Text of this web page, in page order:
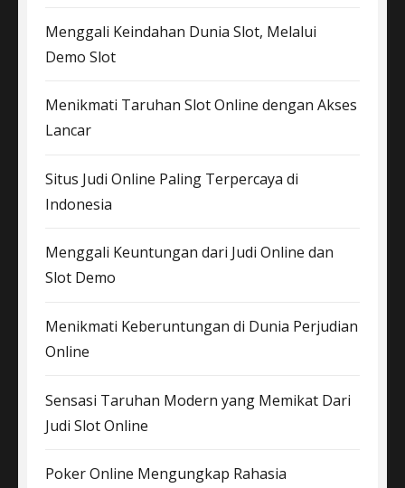
Menggali Keindahan Dunia Slot, Melalui
Demo Slot
Menikmati Taruhan Slot Online dengan Akses
Lancar
Situs Judi Online Paling Terpercaya di
Indonesia
Menggali Keuntungan dari Judi Online dan
Slot Demo
Menikmati Keberuntungan di Dunia Perjudian
Online
Sensasi Taruhan Modern yang Memikat Dari
Judi Slot Online
Poker Online Mengungkap Rahasia